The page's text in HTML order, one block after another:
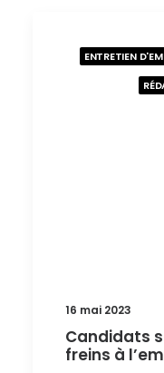
ENTRETIEN
16 mai 2023
Candidats
freins à